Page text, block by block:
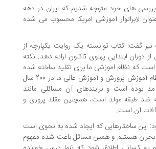
خود متوجه شدیم که ایران در دهه
لابراتوار آموزشی امریکا محسوب می شده
کتاب توانسته یک روایت یکپارچه از
ابتدایی پهلوی تاکنون ارائه دهد. نکته
اموزشی ما برای تقلید ساخته شده
است. من معتقدم نظام آموزش پرورش و آموزش عالی ما در 200 سال
است و برایندهای آن مسائلی مانند
مولد است، همچنین مقلد پروری و
است.
ساختارهایی که ایجاد شده به نحوی است
هستیم و همین مسائل باعث شده مفهوم